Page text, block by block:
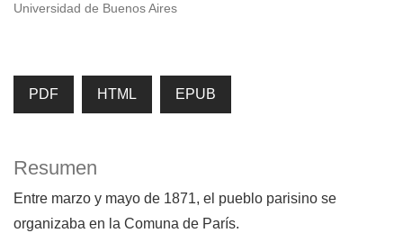
Universidad de Buenos Aires
PDF HTML EPUB
Resumen
Entre marzo y mayo de 1871, el pueblo parisino se
organizaba en la Comuna de París.